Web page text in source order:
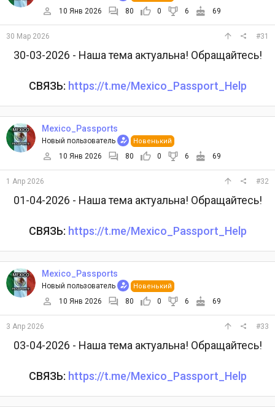
10 Янв 2026 80 0 6 69
30 Мар 2026 #31
30-03-2026 - Наша тема актуальна! Обращайтесь!
СВЯЗЬ: https://t.me/Mexico_Passport_Help
Mexico_Passports
Новый пользователь Новенький
10 Янв 2026 80 0 6 69
1 Апр 2026 #32
01-04-2026 - Наша тема актуальна! Обращайтесь!
СВЯЗЬ: https://t.me/Mexico_Passport_Help
Mexico_Passports
Новый пользователь Новенький
10 Янв 2026 80 0 6 69
3 Апр 2026 #33
03-04-2026 - Наша тема актуальна! Обращайтесь!
СВЯЗЬ: https://t.me/Mexico_Passport_Help